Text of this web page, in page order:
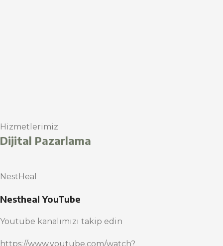
Hizmetlerimiz
Dijital Pazarlama
NestHeal
Nestheal YouTube
Youtube kanalımızı takip edin
https://www.youtube.com/watch?